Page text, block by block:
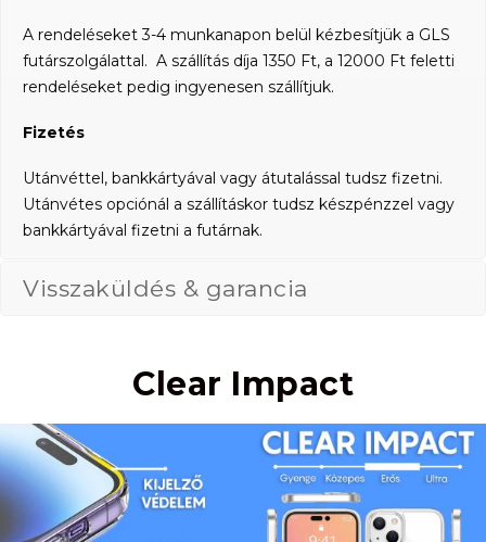
A rendeléseket 3-4 munkanapon belül kézbesítjük a GLS
futárszolgálattal. A szállítás díja 1350 Ft, a 12000 Ft feletti
rendeléseket pedig ingyenesen szállítjuk.
Fizetés
Utánvéttel, bankkártyával vagy átutalással tudsz fizetni.
Utánvétes opciónál a szállításkor tudsz készpénzzel vagy
bankkártyával fizetni a futárnak.
Visszaküldés & garancia
Clear Impact